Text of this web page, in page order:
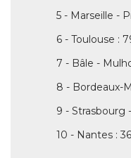
5 - Marseille -
6 - Toulouse :
7 - Bâle -
8 - Bordeaux-
9 - Strasbourg
10 - Nantes :